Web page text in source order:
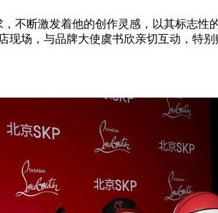
不断激发着他的创作灵感，以其标志性
场，与品牌大使虞书欣亲切互动，特